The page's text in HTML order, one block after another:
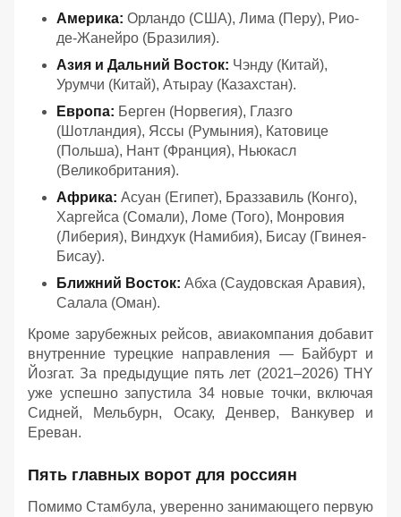
Америка: Орландо (США), Лима (Перу), Рио-
де-Жанейро (Бразилия).
Азия и Дальний Восток: Чэнду (Китай),
Урумчи (Китай), Атырау (Казахстан).
Европа: Берген (Норвегия), Глазго
(Шотландия), Яссы (Румыния), Катовице
(Польша), Нант (Франция), Ньюкасл
(Великобритания).
Африка: Асуан (Египет), Браззавиль (Конго),
Харгейса (Сомали), Ломе (Того), Монровия
(Либерия), Виндхук (Намибия), Бисау (Гвинея-
Бисау).
Ближний Восток: Абха (Саудовская Аравия),
Салала (Оман).
Кроме зарубежных рейсов, авиакомпания добавит
внутренние турецкие направления — Байбурт и
Йозгат. За предыдущие пять лет (2021–2026) THY
уже успешно запустила 34 новые точки, включая
Сидней, Мельбурн, Осаку, Денвер, Ванкувер и
Ереван.
Пять главных ворот для россиян
Помимо Стамбула, уверенно занимающего первую